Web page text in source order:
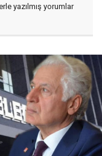
yazılmış yorumlar